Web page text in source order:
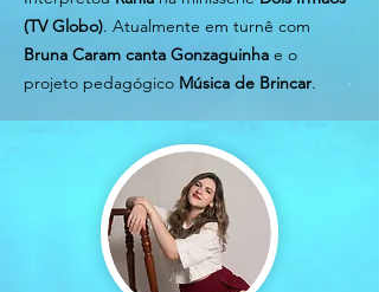
(TV Globo). Atualmente em turnê com
Bruna Caram canta Gonzaguinha e o
projeto pedagógico Música de Brincar.